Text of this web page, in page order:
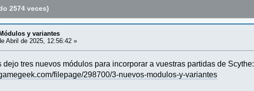
2574 veces)
y variantes
Abril de 2025, 12:56:42 »
dejo tres nuevos módulos para incorporar a vuestras partidas de Scythe:
filepage/298700/3-nuevos-modulos-y-variantes